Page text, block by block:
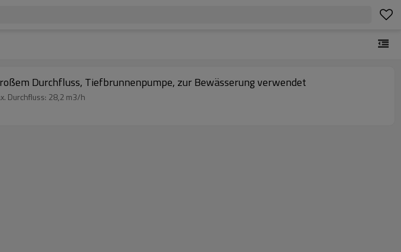
Durchfluss, Tiefbrunnenpumpe, zur Bewässerung verwendet
Durchfluss: 28,2 m3/h